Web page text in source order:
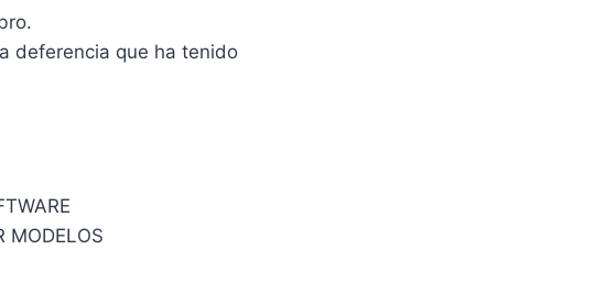
deferencia que ha tenido
MODELOS